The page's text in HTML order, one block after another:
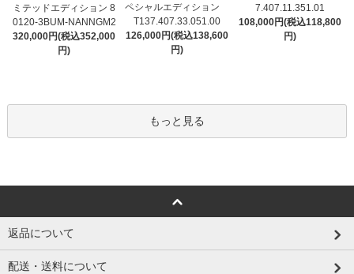
ミテッドエディション 8
0120-3BUM-NANNGM2
320,000円(税込352,000
円)
ペシャルエディション
T137.407.33.051.00
126,000円(税込138,600
円)
7.407.11.351.01
108,000円(税込118,800
円)
もっと見る
返品について
配送・送料について